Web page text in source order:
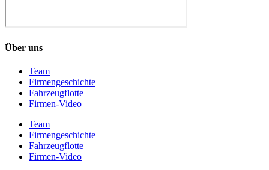
Über uns
Team
Firmengeschichte
Fahrzeugflotte
Firmen-Video
Team
Firmengeschichte
Fahrzeugflotte
Firmen-Video